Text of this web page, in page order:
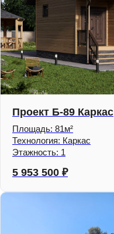
Проект Б-89 Каркас
Площадь: 81м²
Технология: Каркас
Этажность: 1
5 953 500 ₽